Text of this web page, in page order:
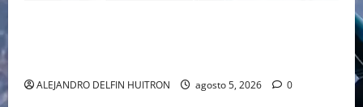
ALEJANDRO DELFIN HUITRON agosto 5, 2026 0